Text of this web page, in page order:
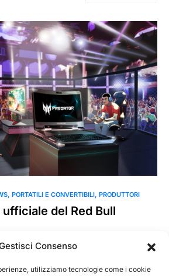
Consenso
utilizziamo tecnologie come i cookie
PORTATILI E CONVERTIBILI PRODUTTORI
del Red Bull
del Red Bull Kumite 2017, la